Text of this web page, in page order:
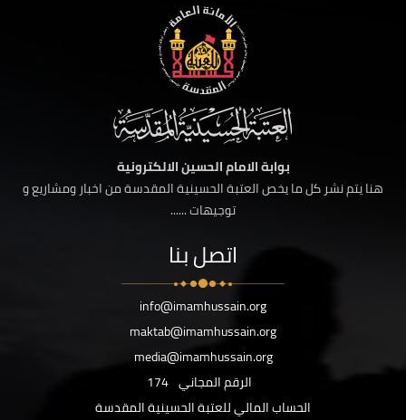
بوابة الامام الحسين الالكترونية
هنا يتم نشر كل ما يخص العتبة الحسينية المقدسة من اخبار ومشاريع و
توجيهات ......
اتصل بنا
info@imamhussain.org
maktab@imamhussain.org
media@imamhussain.org
الرقم المجاني 174
الحساب المالي للعتبة الحسينية المقدسة